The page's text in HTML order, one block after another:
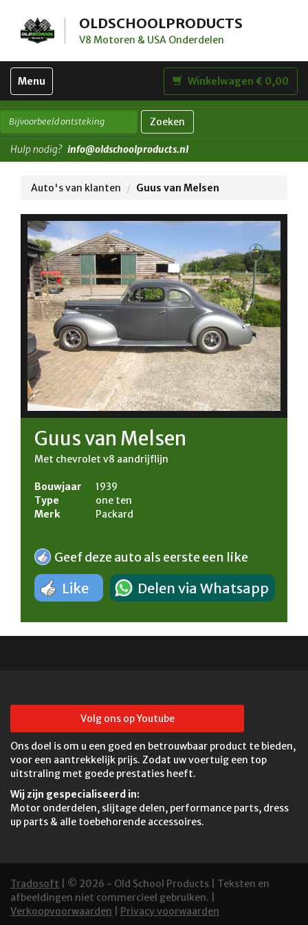
OLDSCHOOLPRODUCTS
V8 Motoren & USA Onderdelen
Toggle
navigation
Menu Winkelwagen € 0,00
Zoeken
Hulp nodig? info@oldschoolproducts.nl
Auto's van klanten Guus van Melsen
Guus van Melsen
Met chevrolet v8 aandrijflijn
Bouwjaar
1939
Type
one ten
Merk
Packard
Geef deze auto als eerste een like
Like Delen via Whatsapp
Volg ons op Youtube
Ons doel is om u een goed en betrouwbaar product te bieden,
voor een aantrekkelijk prijs. Zodat uw voertuig een top
uitstraling met goede prestaties heeft.
Wij zijn gespecialiseerd in:
Motor onderdelen, slijtage delen, performance parts, dress
up parts & alle toebehorende accessoires.
Tradosoft | © 2026 - Old School Products | Teksten en
afbeeldingen niet commercieel gebruiken. |
Verkoopvoorwaarden
Privacy voorwaarden